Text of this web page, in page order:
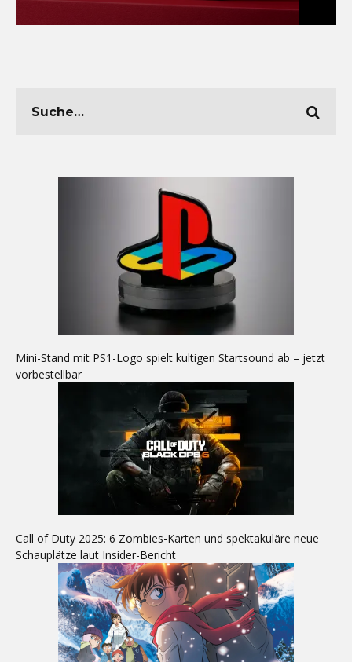
Mini-Stand mit PS1-Logo spielt kultigen Startsound ab – jetzt
vorbestellbar
Call of Duty 2025: 6 Zombies-Karten und spektakuläre neue
Schauplätze laut Insider-Bericht